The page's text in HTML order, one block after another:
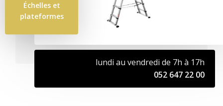
Échelles et
plateformes
lundi au vendredi de 7h à 17h
052 647 22 00